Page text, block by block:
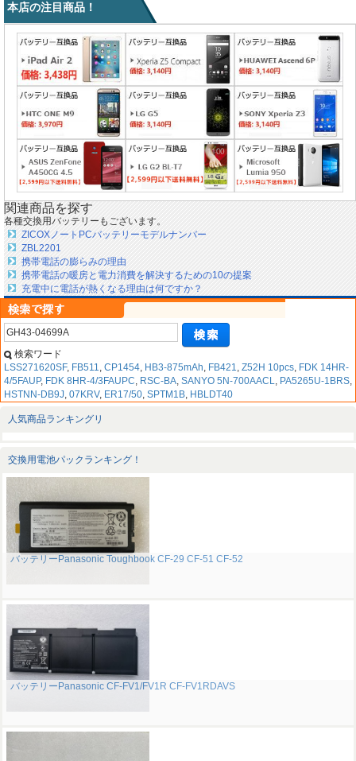
本店の注目商品！
関連商品を探す
各種交換用バッテリーもございます。
ZICOXノートPCバッテリーモデルナンバー
ZBL2201
携帯電話の膨らみの理由
携帯電話の暖房と電力消費を解決するための10の提案
充電中に電話が熱くなる理由は何ですか？
検索ワード
LSS271620SF, FB511, CP1454, HB3-875mAh, FB421, Z52H 10pcs, FDK 14HR-
4/5FAUP, FDK 8HR-4/3FAUPC, RSC-BA, SANYO 5N-700AACL, PA5265U-1BRS,
HSTNN-DB9J, 07KRV, ER17/50, SPTM1B, HBLDT40
人気商品ランキングリ
交換用電池パックランキング！
バッテリーPanasonic Toughbook CF-29 CF-51 CF-52
バッテリーPanasonic CF-FV1/FV1R CF-FV1RDAVS